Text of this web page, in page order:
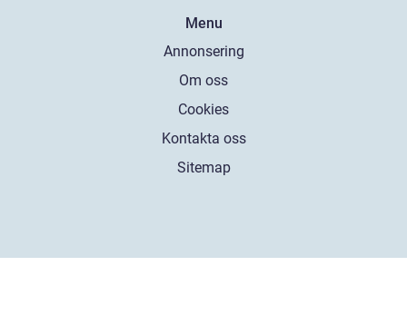
Menu
Annonsering
Om oss
Cookies
Kontakta oss
Sitemap